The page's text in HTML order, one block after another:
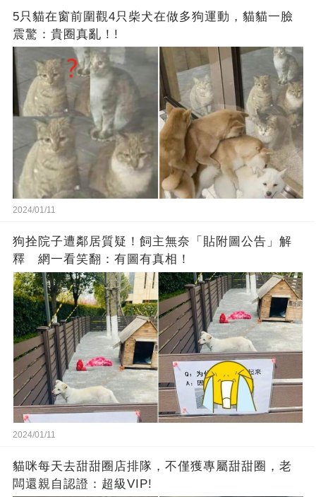
5只貓在窗前圍觀4只柴犬在做多狗運動，貓貓一臉
震驚：貴圈真亂！!
2024/01/11
狗拴院子遭鄰居質疑！飼主無奈「貼附圖公告」解
釋 網一看笑翻：有圖有真相！
2024/01/11
貓咪每天去甜甜圈店排隊，不僅獲專屬甜甜圈，老
闆還親自認證：超級VIP!